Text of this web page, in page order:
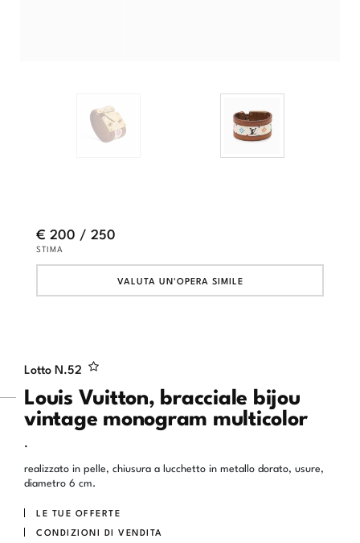
Lotto N.52
Louis Vuitton, bracciale bijou
vintage monogram multicolor
.
realizzato in pelle, chiusura a lucchetto in metallo dorato, usure,
diametro 6 cm.
LE TUE OFFERTE
CONDIZIONI DI VENDITA
€ 200 / 250
STIMA
VALUTA UN'OPERA SIMILE